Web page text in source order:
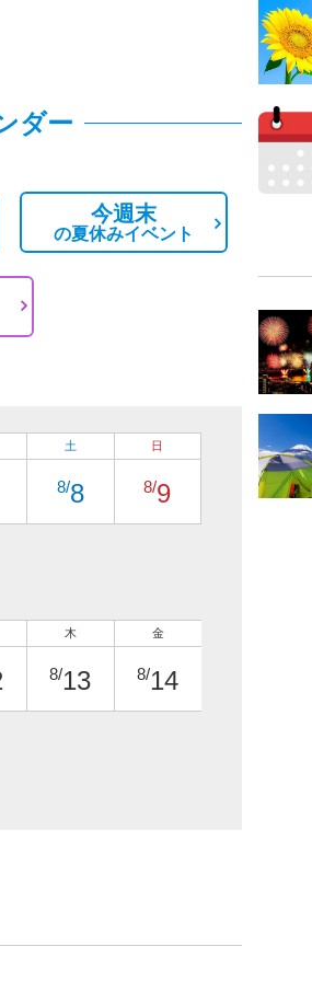
ダー
今週末
の夏休みイベント
土
8/8
日
8/9
木
8/13
金
8/14